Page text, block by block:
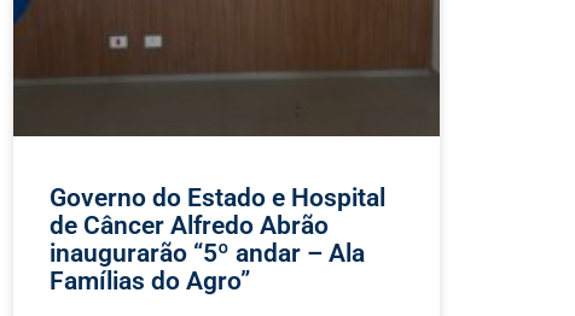
Governo do Estado e Hospital
de Câncer Alfredo Abrão
inaugurarão “5º andar – Ala
Famílias do Agro”